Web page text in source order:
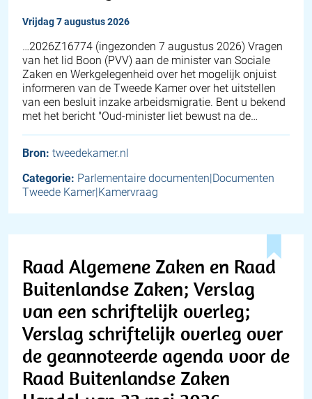
vrijdag 7 augustus 2026
… 2026Z16774 (ingezonden 7 augustus 2026) Vragen
van het lid Boon (PVV) aan de minister van Sociale
Zaken en Werkgelegenheid over het mogelijk onjuist
informeren van de Tweede Kamer over het uitstellen
van een besluit inzake arbeidsmigratie. Bent u bekend
met het bericht "Oud-minister liet bewust na de…
Bron: tweedekamer.nl
Categorie: Parlementaire documenten|Documenten
Tweede Kamer|Kamervraag
Raad Algemene Zaken en Raad
Buitenlandse Zaken; Verslag
van een schriftelijk overleg;
Verslag schriftelijk overleg over
de geannoteerde agenda voor de
Raad Buitenlandse Zaken